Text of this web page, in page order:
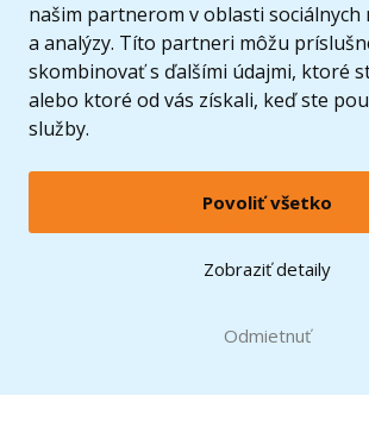
našim partnerom v oblasti sociálnych
a analýzy. Títo partneri môžu
skombinovať s ďalšími údajmi, ktoré
alebo ktoré od vás získali, keď ste
služby.
Povoliť všetko
Zobraziť detaily
Odmietnuť
© 2005 - 2026 Copyright
LEGO, logo LEGO a minifigúrka sú ochrannými známkami
2024 The LEGO Group.
Zobraziť verziu pre desktop
Doprava zadarmopri nákupe od